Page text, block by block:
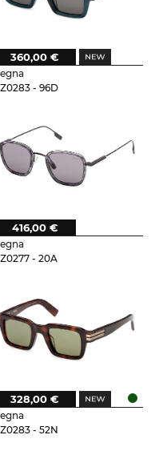
- 96D
360,00 €
- 20A
416,00 €
- 52N
328,00 €